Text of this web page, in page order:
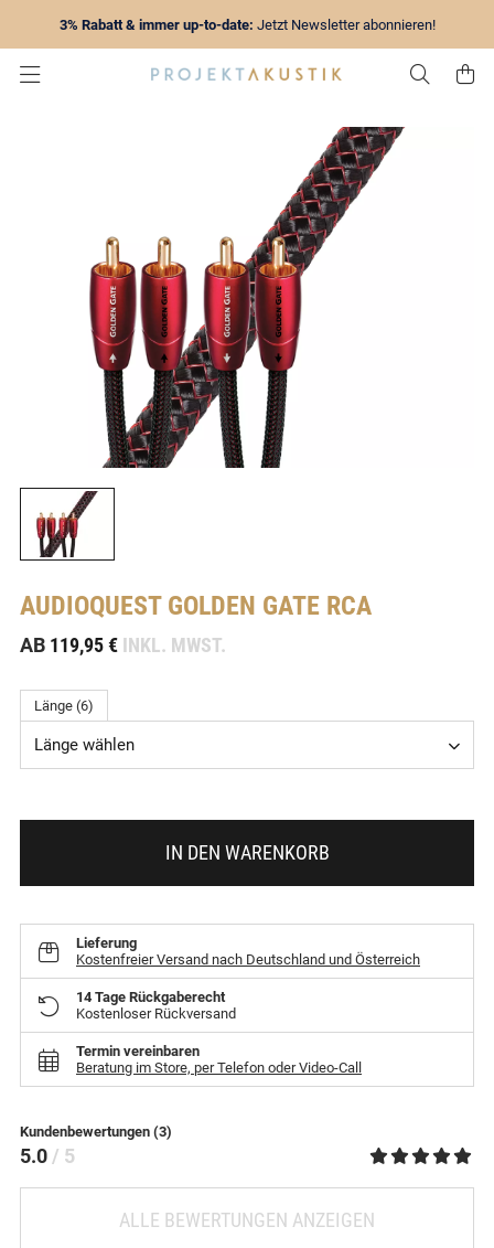
3% Rabatt & immer up-to-date: Jetzt Newsletter abonnieren!
Zur
AUDIOQUESTGOLDEN GATE RCA
AB 119,95 € INKL. MWST.
Länge (6)
Länge wählen
IN DEN WARENKORB
Lieferung
Kostenfreier Versand nach Deutschland und Österreich
14 Tage Rückgaberecht
Kostenloser Rückversand
Termin vereinbaren
Beratung im Store, per Telefon oder Video-Call
Kundenbewertungen (3)
5.0 / 5
ALLE BEWERTUNGEN ANZEIGEN